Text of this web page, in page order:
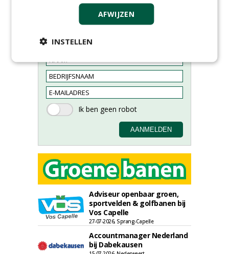
nieuwsbrief.
Adviseur openbaar groen,
sportvelden & golfbanen bij
Vos Capelle
27-07-2026, Sprang-Capelle
Accountmanager Nederland
bij Dabekausen
AFWIJZEN
INSTELLEN